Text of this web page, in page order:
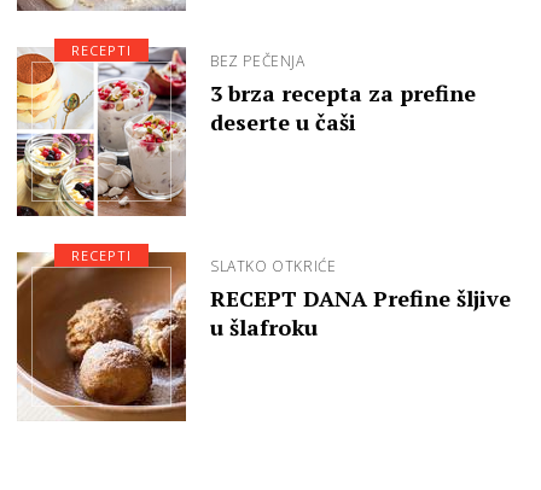
BEZ PEČENJA
3 brza recepta za prefine
deserte u čaši
RECEPTI
SLATKO OTKRIĆE
RECEPT DANA Prefine šljive
u šlafroku
RECEPTI